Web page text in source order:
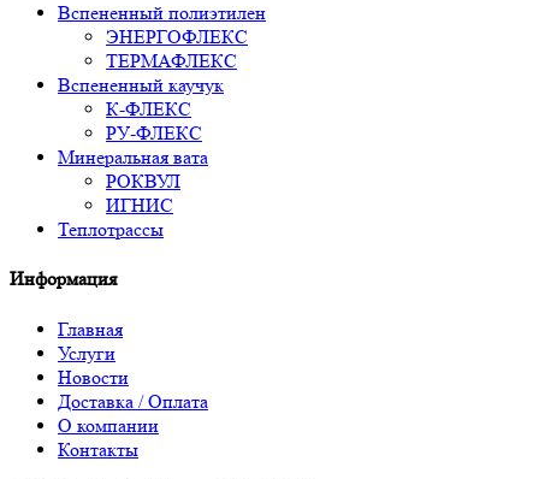
Вспененный полиэтилен
ЭНЕРГОФЛЕКС
ТЕРМАФЛЕКС
Вспененный каучук
К-ФЛЕКС
РУ-ФЛЕКС
Минеральная вата
РОКВУЛ
ИГНИС
Теплотрассы
Информация
Главная
Услуги
Новости
Доставка / Оплата
О компании
Контакты